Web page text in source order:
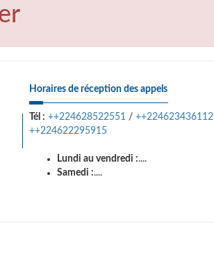
Horaires de réception des appels
Tél : ++224628522551 / ++224623436112
++224622295915
Lundi au vendredi :....
Samedi :....